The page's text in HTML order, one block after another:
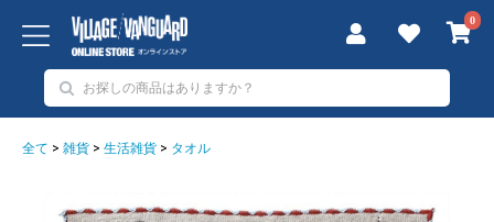
0
全て > 雑貨 > 生活雑貨 > タオル